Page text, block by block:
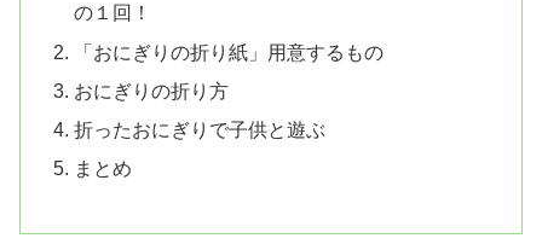
の１回！
「おにぎりの折り紙」用意するもの
おにぎりの折り方
折ったおにぎりで子供と遊ぶ
まとめ